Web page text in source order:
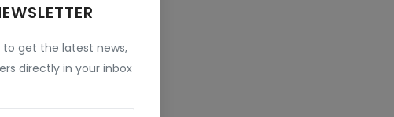
to get the latest news,
directly in your inbox